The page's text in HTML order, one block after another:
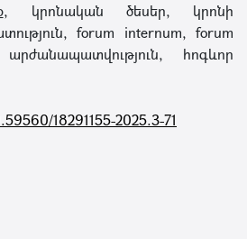
կրոնական ծեսեր, կրոնի
forum internum, forum
հոգևոր
18291155-2025.3-71